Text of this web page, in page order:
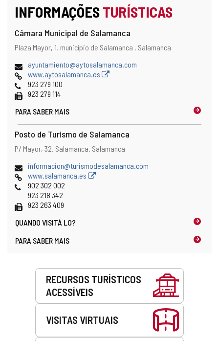
INFORMAÇÕESTURÍSTICAS
Câmara Municipal de Salamanca
Endereço
Endereço
Plaza Mayor, 1. município de Salamanca . Salamanca
Endereço
de
email
ayuntamiento@aytosalamanca.com
Pagina
web
www.aytosalamanca.es
Telefones
923 279 100
Fax 923 279 114
PARA SABER MAIS
Posto de Turismo de Salamanca
Endereço
Endereço
P/ Mayor, 32. Salamanca. Salamanca
Endereço
de
email
informacion@turismodesalamanca.com
Pagina
web
www.salamanca.es
Telefones
902 302 002
923 218 342
Fax 923 263 409
QUANDO VISITÁ LO?
PARA SABER MAIS
RECURSOS TURÍSTICOS
ACESSÍVEIS
VISITAS VIRTUAIS